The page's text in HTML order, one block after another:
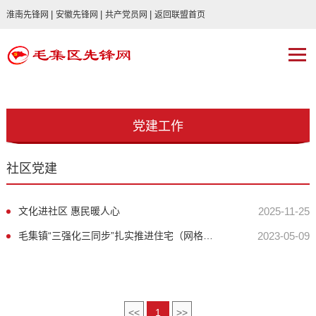
淮南先锋网 安徽先锋网 共产党员网 返回联盟首页
党建工作
社区党建
文化进社区 惠民暖人心 2025-11-25
毛集镇“三强化三同步”扎实推进住宅（网格）小区党支部建设 2023-05-09
<< 1 >>